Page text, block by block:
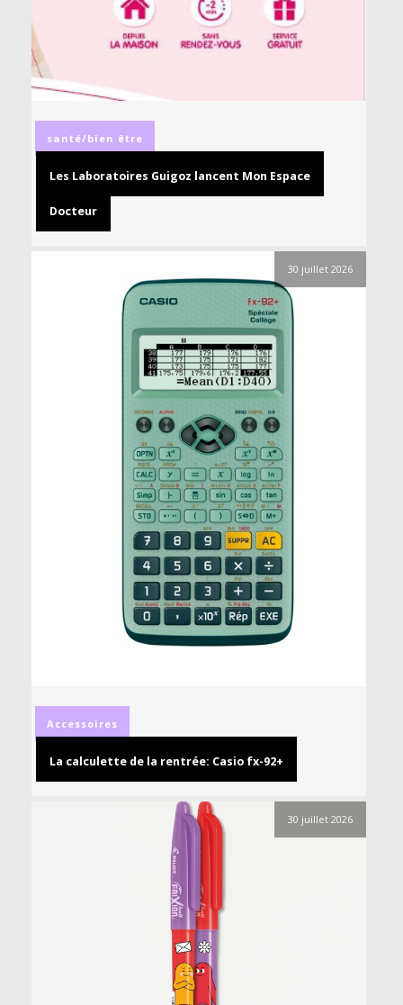
santé/bien être
Les Laboratoires Guigoz lancent Mon Espace
Docteur
30 juillet 2026
Accessoires
La calculette de la rentrée: Casio fx-92+
30 juillet 2026